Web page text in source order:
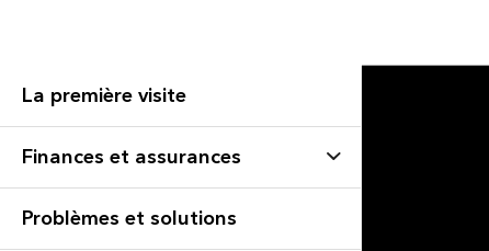
La première visite
Finances et assurances
Problèmes et solutions